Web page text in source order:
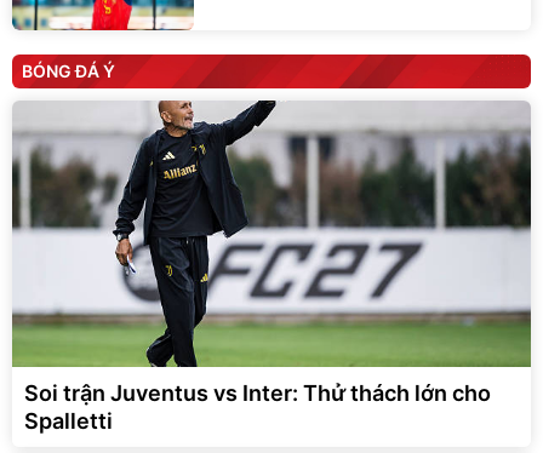
BÓNG ĐÁ Ý
Soi trận Juventus vs Inter: Thử thách lớn cho
Spalletti